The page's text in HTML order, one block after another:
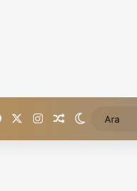
FacebookInstagramRastgele içerik
Dış